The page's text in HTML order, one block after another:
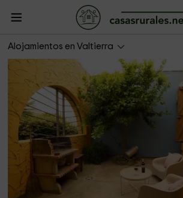
Alojamientos en Valtierra
Cuevas Bardeneras- Junior Suite Cobachón